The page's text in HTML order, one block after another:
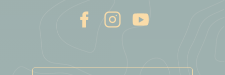
d'usage de donner un pourboire à votre guide et à
cuisinier, porteurs...).